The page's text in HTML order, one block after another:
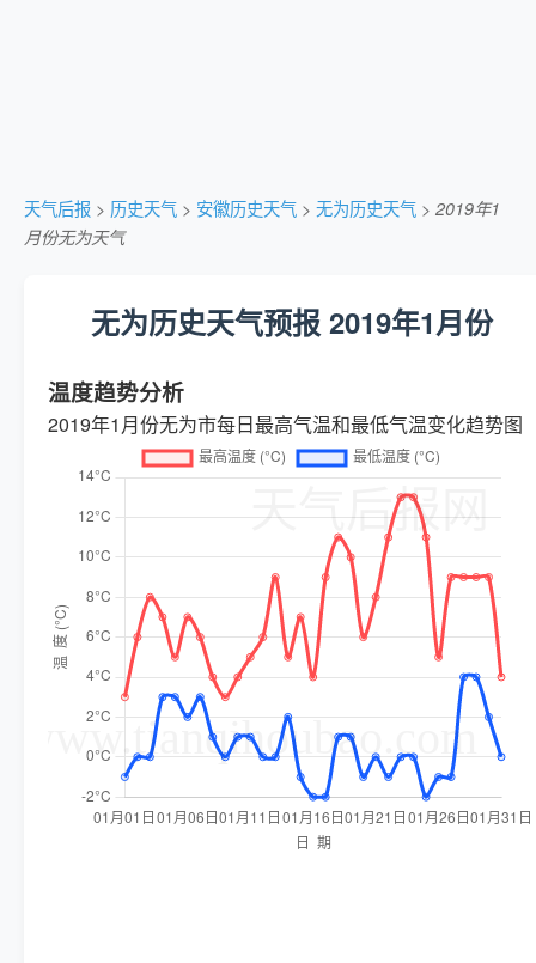
天气后报 > 历史天气 > 安徽历史天气 > 无为历史天气 > 2019年1
月份无为天气
无为历史天气预报 2019年1月份
温度趋势分析
2019年1月份无为市每日最高气温和最低气温变化趋势图